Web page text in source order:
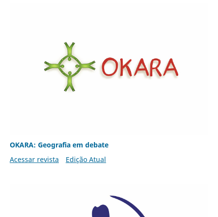
OKARA: Geografia em debate
Acessar revista
Edição Atual